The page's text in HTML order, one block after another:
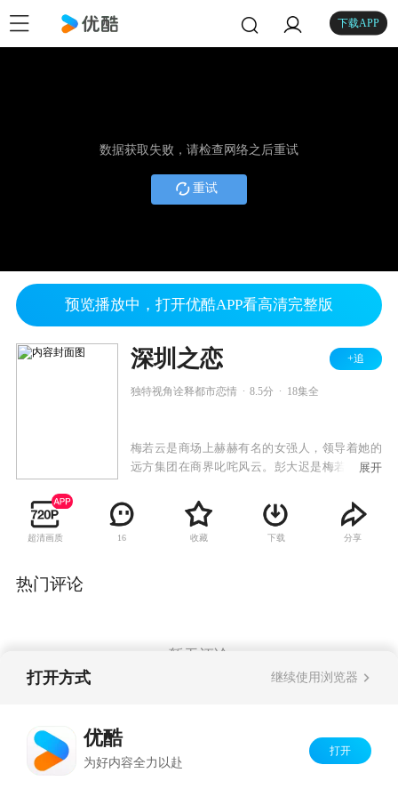
下载APP
数据获取失败，请检查网络之后重试
重试
预览播放中，打开优酷APP看高清完整版
深圳之恋 +追
独特视角诠释都市恋情 8.5分 18集全
梅若云是商场上赫赫有名的女强人，领导着她的
远方集团在商界叱咤风云。彭大迟是梅若云的下
的一个大项目谈崩了。一怒之下，梅若云开除了
彭大迟，而彭大迟的婚姻也因此泡了汤。梅若云
虽然已经和身为医生的刘伟光结了婚，但是和集
展开
超清画质 16 收藏 下载 分享
热门评论
暂无评论
打开方式 继续使用浏览器
优酷
为好内容全力以赴
打开